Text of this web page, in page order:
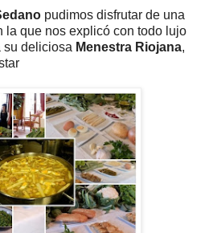
pudimos disfrutar de una
la que nos explicó con todo lujo
su deliciosa Menestra Riojana,